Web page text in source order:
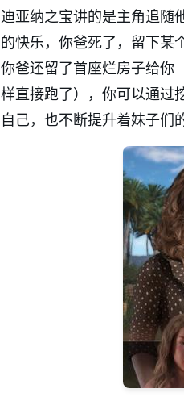
迪亚纳之宝讲的是主角追随
的快乐，你爸死了，留下某
你爸还留了首座烂房子给你
样直接跑了），你可以通过
自己，也不断提升着妹子们